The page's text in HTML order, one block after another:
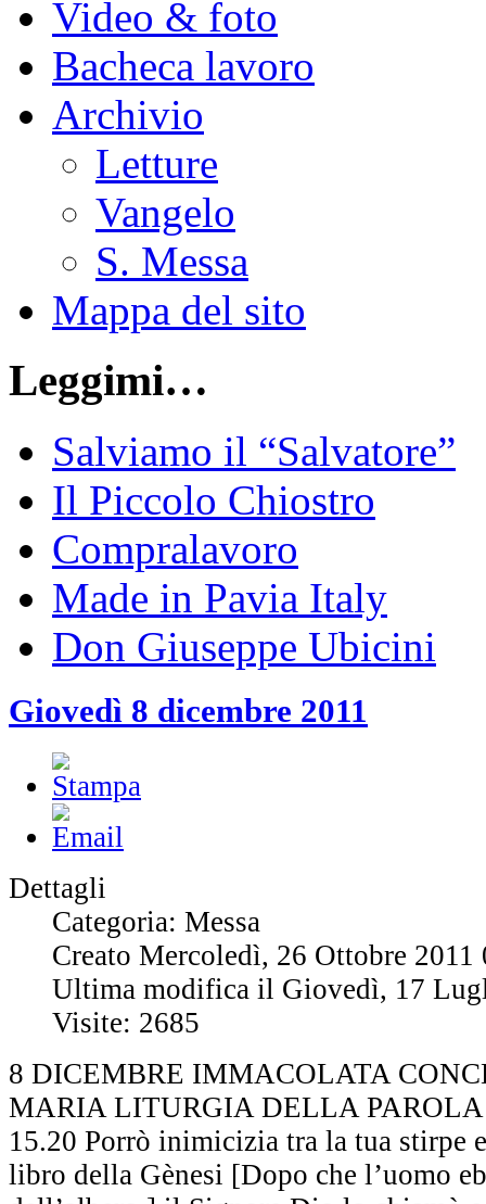
Video & foto
Bacheca lavoro
Archivio
Letture
Vangelo
S. Messa
Mappa del sito
Leggimi…
Salviamo il “Salvatore”
Il Piccolo Chiostro
Compralavoro
Made in Pavia Italy
Don Giuseppe Ubicini
Giovedì 8 dicembre 2011
Dettagli
Categoria: Messa
Creato Mercoledì, 26 Ottobre 2011
Ultima modifica il Giovedì, 17
Visite: 2685
8 DICEMBRE IMMACOLATA
MARIA LITURGIA DELLA PAROLA
15.20 Porrò inimicizia tra la tua stirpe
libro della Gènesi [Dopo che l’uomo